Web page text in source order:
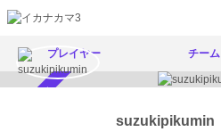
プレイヤー チーム
suzukipikumin